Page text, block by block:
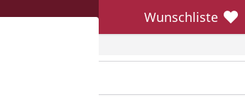
Wunschliste
Wunschliste